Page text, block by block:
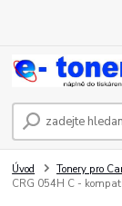
Úvod Tonery pro
CRG 054H C -